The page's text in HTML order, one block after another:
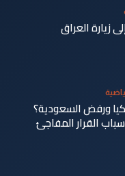
زيارة العراق
ورفض السعودية؟
القرار المفاجئ